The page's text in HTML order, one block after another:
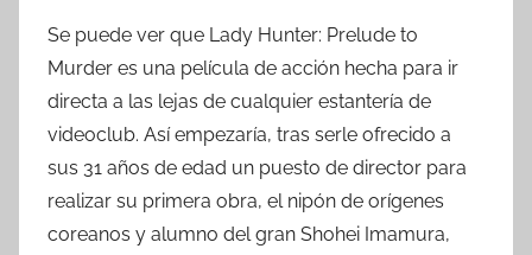
Se puede ver que Lady Hunter: Prelude to
Murder es una película de acción hecha para ir
directa a las lejas de cualquier estantería de
videoclub. Así empezaría, tras serle ofrecido a
sus 31 años de edad un puesto de director para
realizar su primera obra, el nipón de orígenes
coreanos y alumno del gran Shohei Imamura,